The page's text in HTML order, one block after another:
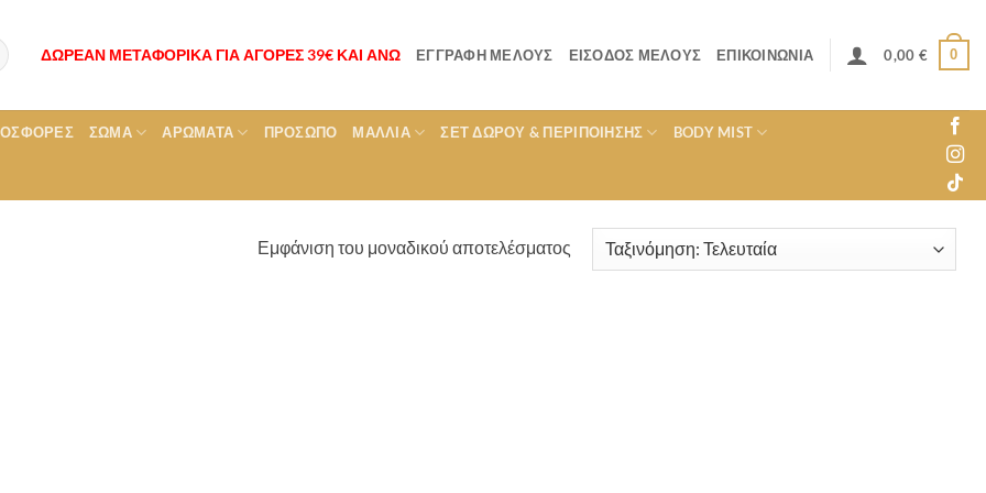
ΔΩΡΕΑΝ ΜΕΤΑΦΟΡΙΚΑ ΓΙΑ ΑΓΟΡΕΣ 39€ ΚΑΙ ΑΝΩ ΕΓΓΡΑΦΉ ΜΈΛΟΥΣ ΕΊΣΟΔΟΣ ΜΈΛΟΥΣ ΕΠΙΚΟΙΝΩΝΊΑ 0,00 € 0
ΣΏΜΑ ΑΡΏΜΑΤΑ ΠΡΌΣΩΠΟ ΜΑΛΛΙΆ ΣΕΤ ΔΏΡΟΥ & ΠΕΡΙΠΟΊΗΣΗΣ BODY MIST
Εμφάνιση του μοναδικού αποτελέσματος